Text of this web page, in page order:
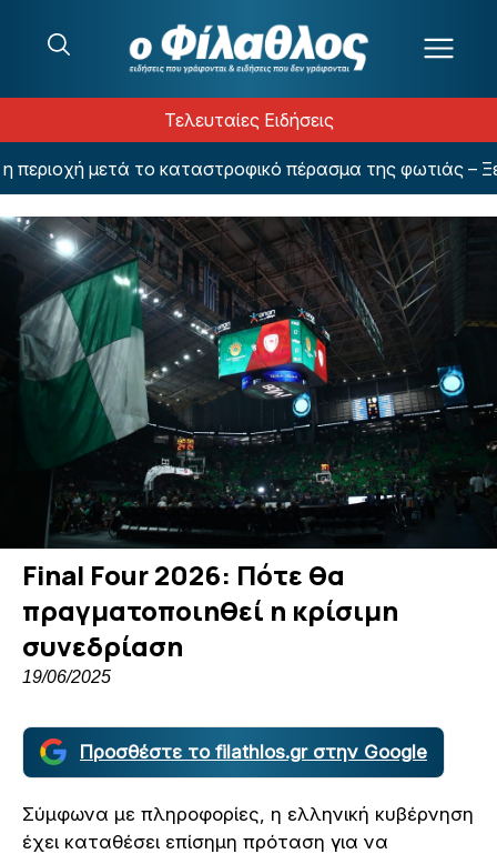
Τελευταίες Ειδήσεις
μετά το καταστροφικό πέρασμα της φωτιάς –
Final Four 2026: Πότε θα
πραγματοποιηθεί η κρίσιμη
συνεδρίαση
19/06/2025
Προσθέστε το filathlos.gr στην Google
Σύμφωνα με πληροφορίες, η ελληνική κυβέρνηση
έχει καταθέσει επίσημη πρόταση για να